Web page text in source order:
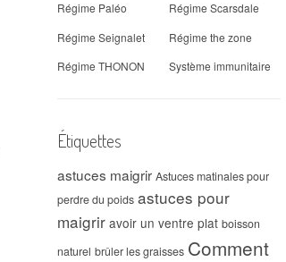
Régime Paléo
Régime Scarsdale
Régime Seignalet
Régime the zone
Régime THONON
Système immunitaire
Étiquettes
astuces maigrir Astuces matinales pour
perdre du poids astuces pour
maigrir avoir un ventre plat boisson
naturel brûler les graisses Comment